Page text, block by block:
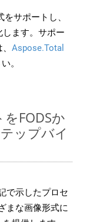
サポートし、
ます。サポー
Aspose.Total
。
FODSか
ップバイ
で示したプロセ
まな画像形式に